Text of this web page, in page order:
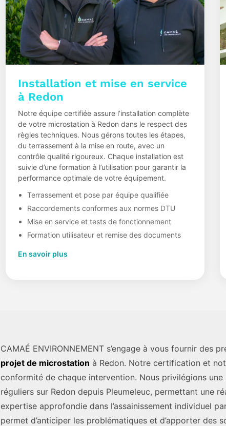
Installation et mise en service
à Redon
Notre équipe certifiée assure l’installation complète
de votre microstation à Redon dans le respect des
règles techniques. Nous gérons toutes les étapes,
du terrassement à la mise en route, avec un
contrôle qualité rigoureux. Chaque installation est
suivie d’une formation à l’utilisation pour garantir la
performance optimale de votre équipement.
Terrassement et pose par équipe qualifiée
Raccordements conformes aux normes DTU
Mise en service et tests de fonctionnement
Formation utilisateur et remise des documents
En savoir plus
CAMAÉ ENVIRONNEMENT s’engage à vous fournir
projet de microstation à Redon. Notre certification et
conformité de chaque intervention. Nous privilégions
réguliers sur Redon depuis Pleumeleuc, permettant une
expertise approfondie dans l’assainissement individuel
permet d’anticiper les problématiques et d’apporter des